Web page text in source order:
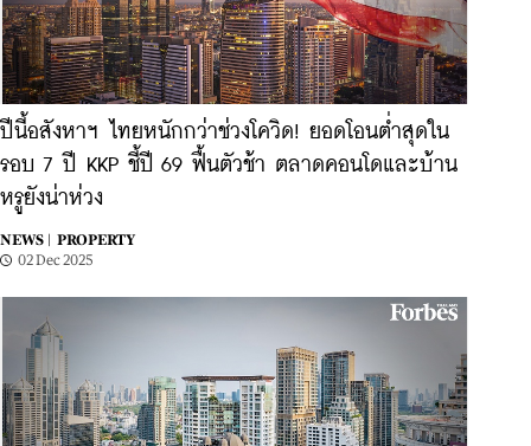
ปีนี้อสังหาฯ ไทยหนักกว่าช่วงโควิด! ยอดโอนต่ำสุดใน
รอบ 7 ปี KKP ชี้ปี 69 ฟื้นตัวช้า ตลาดคอนโดและบ้าน
หรูยังน่าห่วง
NEWS |
PROPERTY
02 Dec 2025